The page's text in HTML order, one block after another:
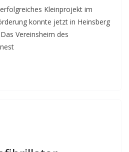
a
l
t
Kleinprojekt im
konnte jetzt in Heinsberg
Vereinsheim des